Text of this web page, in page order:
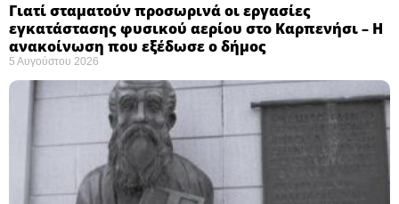
Γιατί σταματούν προσωρινά οι εργασίες
εγκατάστασης φυσικού αερίου στο Καρπενήσι – Η
ανακοίνωση που εξέδωσε ο δήμος
5 Αυγούστου 2026